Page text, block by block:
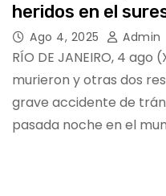
heridos en el
Ago 4, 2025 Admin
RÍO DE JANEIRO, 4
murieron y otras dos
grave accidente de
pasada noche en el